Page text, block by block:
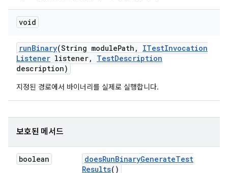
void
runBinary(String modulePath , ITestInvocation
Listener listener, TestDescription
description)
지정된 경로에서 바이너리를 실제로 실행합니다.
보호된 메서드
boolean doesRunBinaryGenerateTest
Results()